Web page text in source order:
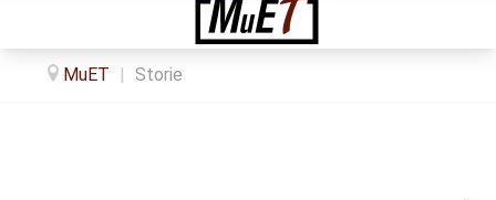
MuET | Storie